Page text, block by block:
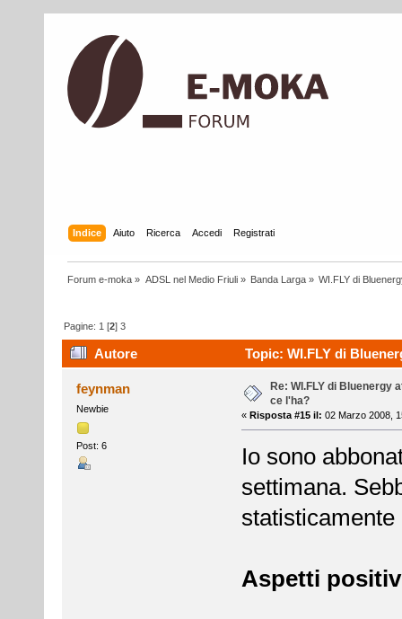
Indice Aiuto Ricerca Accedi Registrati
Forum e-moka » ADSL nel Medio Friuli» Banda Larga» WI.FLY di
Pagine: 1 [2]3
Autore Topic: WI.FLY di
feynman
Newbie
Post: 6
Re: WI.FLY di Bluenergy
ce l'ha?
« Risposta #15 il: 02 Marzo 2008,
Io sono
settimana.
Aspetti